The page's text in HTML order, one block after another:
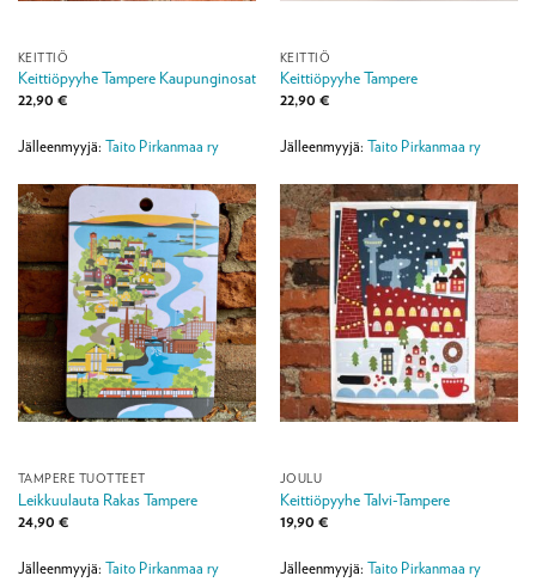
KEITTIÖ
Keittiöpyyhe Tampere Kaupunginosat
22,90 €
Jälleenmyyjä: Taito Pirkanmaa ry
KEITTIÖ
Keittiöpyyhe Tampere
22,90 €
Jälleenmyyjä: Taito Pirkanmaa ry
TAMPERE TUOTTEET
Leikkuulauta Rakas Tampere
24,90 €
Jälleenmyyjä: Taito Pirkanmaa ry
JOULU
Keittiöpyyhe Talvi-Tampere
19,90 €
Jälleenmyyjä: Taito Pirkanmaa ry